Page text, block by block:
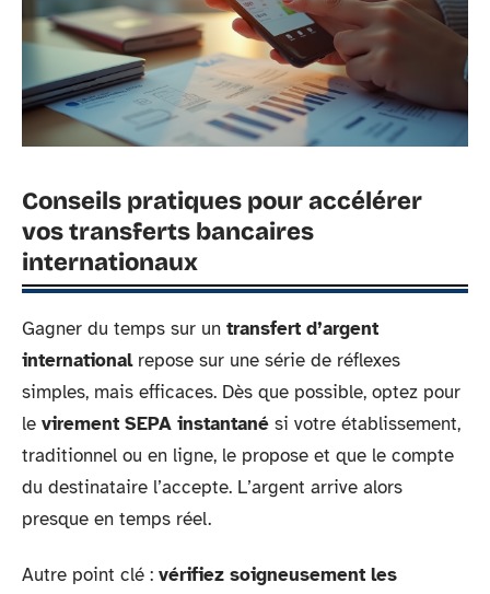
Conseils pratiques pour accélérer
vos transferts bancaires
internationaux
Gagner du temps sur un transfert d’argent
internationalrepose sur une série de réflexes
simples, mais efficaces. Dès que possible, optez pour
le virement SEPA instantané si votre établissement,
traditionnel ou en ligne, le propose et que le compte
du destinataire l’accepte. L’argent arrive alors
presque en temps réel.
Autre point clé : vérifiez soigneusement les